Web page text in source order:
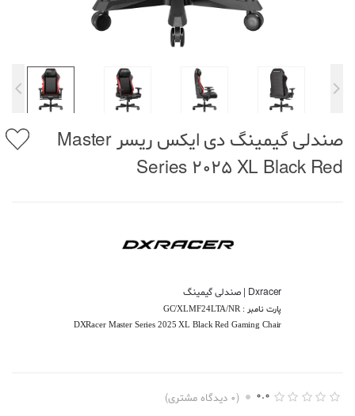
صندلی گیمینگ دی ایکس ریسر Master
Series 2025 XL Black Red
Dxracer | صندلی گیمینگ
پارت نامبر :GC/XLMF24LTA/NR
DXRacer Master Series 2025 XL Black Red Gaming Chair
0.0
(
0 دیدگاه مشتری)